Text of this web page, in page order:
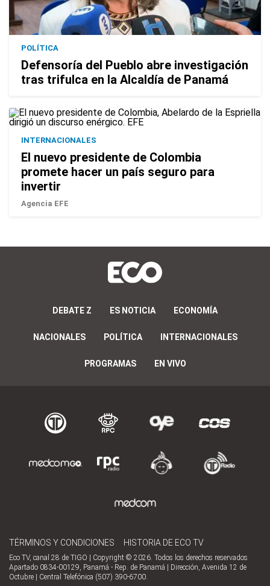
POLÍTICA
Defensoría del Pueblo abre investigación
tras trifulca en la Alcaldía de Panamá
INTERNACIONALES
El nuevo presidente de Colombia
promete hacer un país seguro para
invertir
Agencia EFE
DEBATE Z ES NOTICIA ECONOMÍA
NACIONALES POLÍTICA INTERNACIONALES
PROGRAMAS EN VIVO
TÉRMINOS Y CONDICIONES HISTORIA DE ECO TV
Eco TV, canal 28 de TIGO | Copyright © 2026. Todos los derechos reservados
Apartado 0834-00129, Panamá - Rep. de Panamá | Dirección, Avenida 12 de
Octubre | Central Telefónica (507) 390-6700.